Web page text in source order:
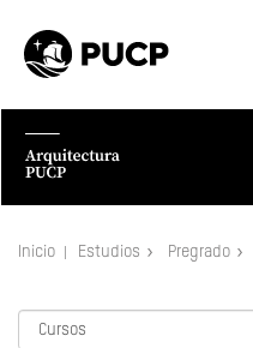
Inicio Estudios Pregrado